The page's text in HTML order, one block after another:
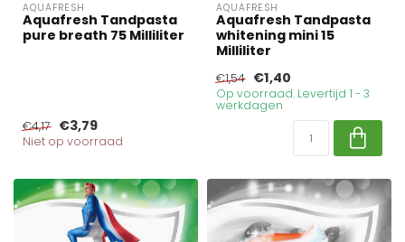
AQUAFRESH
Aquafresh Tandpasta
pure breath 75 Milliliter
€4,17 €3,79
Niet op voorraad
AQUAFRESH
Aquafresh Tandpasta
whitening mini 15
Milliliter
€1,54 €1,40
Op voorraad. Levertijd 1 - 3
werkdagen